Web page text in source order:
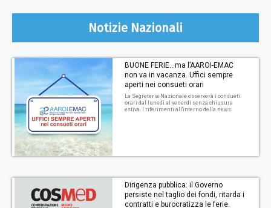
Notizie Nazionali
BUONE FERIE…ma l’AAROI-EMAC
non va in vacanza. Uffici sempre
aperti nei consueti orari
La Segreteria Nazionale osserverà i consueti
orari dal lunedì al venerdì senza chiusura
estiva. I riferimenti all'interno della news.
Dirigenza pubblica: il Governo
persiste nel taglio dei fondi, ritarda i
contratti e burocratizza le ferie.